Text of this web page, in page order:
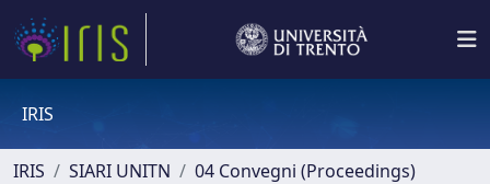
IRIS
IRIS SIARI UNITN
04 Convegni (Proceedings)